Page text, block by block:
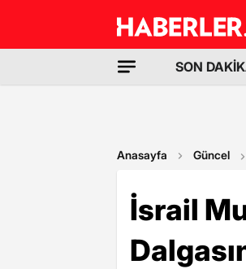
SON
Anasayfa Güncel
İsrail